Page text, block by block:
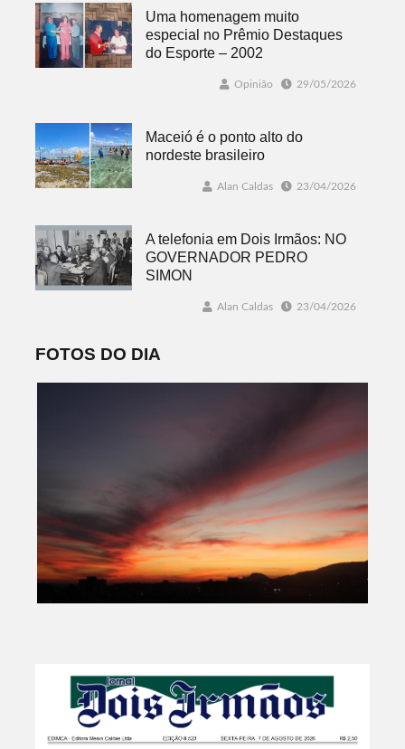
Uma homenagem muito
especial no Prêmio Destaques
do Esporte – 2002
Opinião 29/05/2026
Maceió é o ponto alto do
nordeste brasileiro
Alan Caldas 23/04/2026
A telefonia em Dois Irmãos: NO
GOVERNADOR PEDRO
SIMON
Alan Caldas 23/04/2026
FOTOS DO DIA